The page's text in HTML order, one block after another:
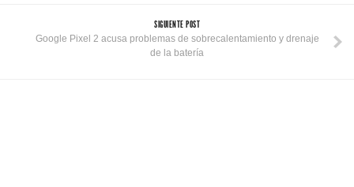
SIGUIENTE POST
Google Pixel 2 acusa problemas de sobrecalentamiento y drenaje
de la batería